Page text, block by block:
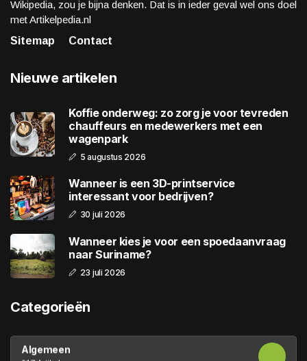
Wikipedia, zou je bijna denken. Dat is in ieder geval wel ons doel
met Artikelpedia.nl
Sitemap
Contact
Nieuwe artikelen
Koffie onderweg: zo zorg je voor tevreden
chauffeurs en medewerkers met een
wagenpark
5 augustus 2026
Wanneer is een 3D-printservice
interessant voor bedrijven?
30 juli 2026
Wanneer kies je voor een spoedaanvraag
naar Suriname?
23 juli 2026
Categorieën
Algemeen